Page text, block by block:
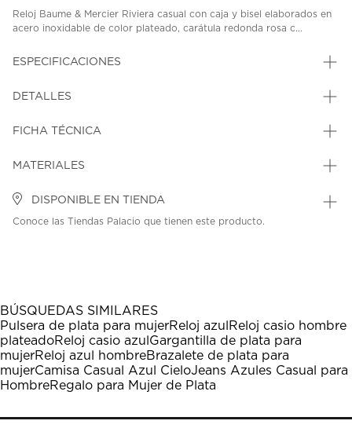
Reloj Baume & Mercier Riviera casual con caja y bisel elaborados en
acero inoxidable de color plateado, carátula redonda rosa c...
ESPECIFICACIONES
DETALLES
FICHA TÉCNICA
MATERIALES
DISPONIBLE EN TIENDA
Conoce las Tiendas Palacio que tienen este producto.
BÚSQUEDAS SIMILARES
Pulsera de plata para mujerReloj azul Reloj casio hombre
plateadoReloj casio azul Gargantilla de plata para
mujerReloj azul hombreBrazalete de plata para
mujerCamisa Casual Azul CieloJeans Azules Casual para
HombreRegalo para Mujer de Plata